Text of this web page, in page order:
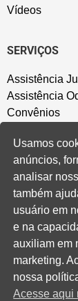
Vídeos
SERVIÇOS
Assistência
Assistência
Convênios
Salão de
Política de
CONVENÇÃO
Convenções
Banco do
Caixa
Banrisul
Privados
Usamos
anúncios,
analisar
também
usuário em
e na
auxiliam em
marketing.
nossa
Acesse aqui